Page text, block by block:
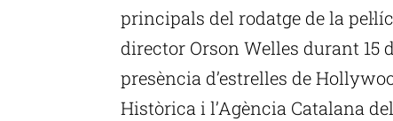
principals del rodatge de la
director Orson Welles durant 15
presència d’estrelles de
Històrica i l’Agència Catalana